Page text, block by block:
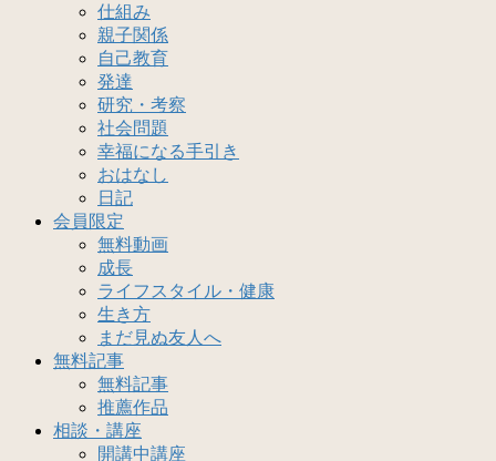
仕組み
親子関係
自己教育
発達
研究・考察
社会問題
幸福になる手引き
おはなし
日記
会員限定
無料動画
成長
ライフスタイル・健康
生き方
まだ見ぬ友人へ
無料記事
無料記事
推薦作品
相談・講座
開講中講座